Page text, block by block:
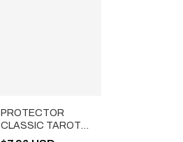
PROTECTOR
CLASSIC TAROT
(70X120 MM) 110